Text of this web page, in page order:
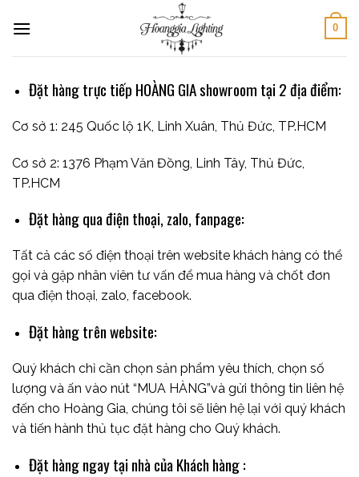
0
Đặt hàng trực tiếp HOÀNG GIA showroom tại 2 địa điểm:
Cơ sở 1: 245 Quốc lộ 1K, Linh Xuân, Thủ Đức, TP.HCM
Cơ sở 2: 1376 Phạm Văn Đồng, Linh Tây, Thủ Đức,
TP.HCM
Đặt hàng qua điện thoại, zalo, fanpage:
Tất cả các số điện thoại trên website khách hàng có thể
gọi và gặp nhân viên tư vấn để mua hàng và chốt đơn
qua điện thoại, zalo, facebook.
Đặt hàng trên website:
Quý khách chỉ cần chọn sản phẩm yêu thích, chọn số
lượng và ấn vào nút “MUA HÀNG”và gửi thông tin liên hệ
đến cho Hoàng Gia, chúng tôi sẽ liên hệ lại với quý khách
và tiến hành thủ tục đặt hàng cho Quý khách.
Đặt hàng ngay tại nhà của Khách hàng :